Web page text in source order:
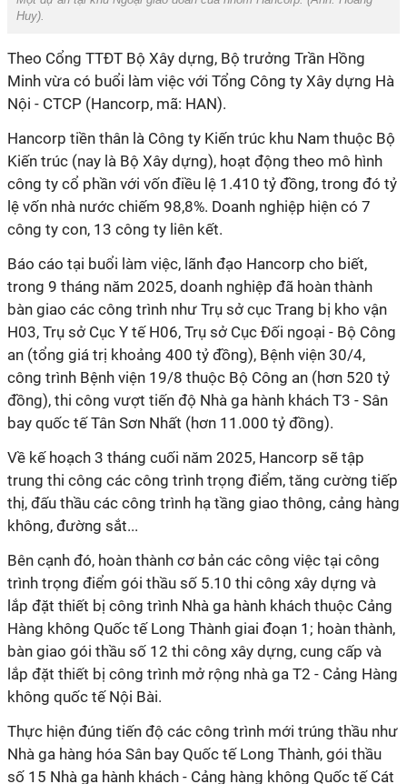
Huy).
Theo Cổng TTĐT Bộ Xây dựng, Bộ trưởng Trần Hồng
Minh vừa có buổi làm việc với Tổng Công ty Xây dựng Hà
Nội - CTCP (Hancorp, mã: HAN).
Hancorp tiền thân là Công ty Kiến trúc khu Nam thuộc Bộ
Kiến trúc (nay là Bộ Xây dựng), hoạt động theo mô hình
công ty cổ phần với vốn điều lệ 1.410 tỷ đồng, trong đó tỷ
lệ vốn nhà nước chiếm 98,8%. Doanh nghiệp hiện có 7
công ty con, 13 công ty liên kết.
Báo cáo tại buổi làm việc, lãnh đạo Hancorp cho biết,
trong 9 tháng năm 2025, doanh nghiệp đã hoàn thành
bàn giao các công trình như Trụ sở cục Trang bị kho vận
H03, Trụ sở Cục Y tế H06, Trụ sở Cục Đối ngoại - Bộ Công
an (tổng giá trị khoảng 400 tỷ đồng), Bệnh viện 30/4,
công trình Bệnh viện 19/8 thuộc Bộ Công an (hơn 520 tỷ
đồng), thi công vượt tiến độ Nhà ga hành khách T3 - Sân
bay quốc tế Tân Sơn Nhất (hơn 11.000 tỷ đồng).
Về kế hoạch 3 tháng cuối năm 2025, Hancorp sẽ tập
trung thi công các công trình trọng điểm, tăng cường tiếp
thị, đấu thầu các công trình hạ tầng giao thông, cảng hàng
không, đường sắt...
Bên cạnh đó, hoàn thành cơ bản các công việc tại công
trình trọng điểm gói thầu số 5.10 thi công xây dựng và
lắp đặt thiết bị công trình Nhà ga hành khách thuộc Cảng
Hàng không Quốc tế Long Thành giai đoạn 1; hoàn thành,
bàn giao gói thầu số 12 thi công xây dựng, cung cấp và
lắp đặt thiết bị công trình mở rộng nhà ga T2 - Cảng Hàng
không quốc tế Nội Bài.
Thực hiện đúng tiến độ các công trình mới trúng thầu như
Nhà ga hàng hóa Sân bay Quốc tế Long Thành, gói thầu
số 15 Nhà ga hành khách - Cảng hàng không Quốc tế Cát